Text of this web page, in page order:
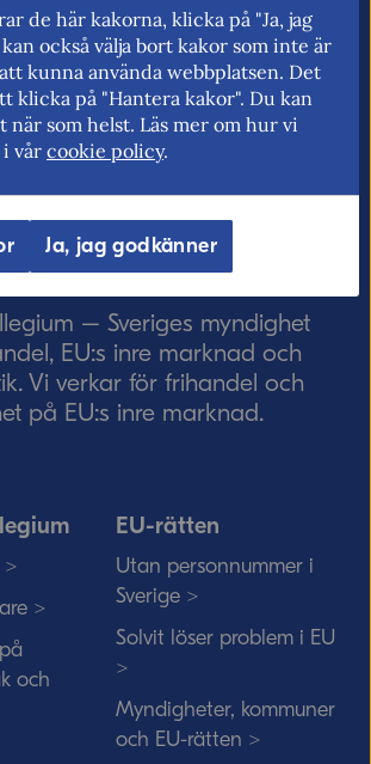
Uppdatera captcha
– Sveriges myndighet
EU:s inre marknad och
Vi verkar för frihandel och
på EU:s inre marknad.
>
>
och
EU-rätten
Utan personnummer i
Sverige >
Solvit löser problem i EU
>
Myndigheter, kommuner
och EU-rätten >
de här kakorna, klicka på "Ja, jag
också välja bort kakor som inte är
kunna använda webbplatsen. Det
klicka på "Hantera kakor". Du kan
som helst. Läs mer om hur vi
vår cookie policy.
Ja, jag godkänner